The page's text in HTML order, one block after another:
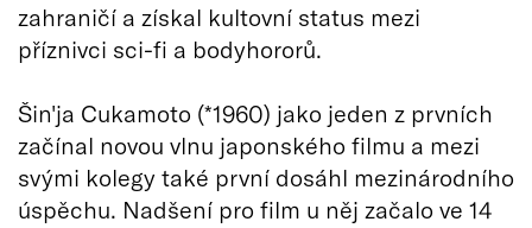
zahraničí a získal kultovní status mezi
příznivci sci-fi a bodyhororů.
Šin'ja Cukamoto (*1960) jako jeden z prvních
začínal novou vlnu japonského filmu a mezi
svými kolegy také první dosáhl mezinárodního
úspěchu. Nadšení pro film u něj začalo ve 14